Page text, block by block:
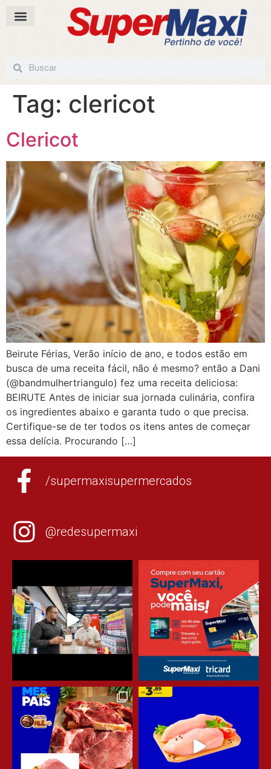
Tag: clericot
Clericot
Beirute Férias, Verão início de ano, e todos estão em
busca de uma receita fácil, não é mesmo? então a Dani
(@bandmulhertriangulo) fez uma receita deliciosa:
BEIRUTE Antes de iniciar sua jornada culinária, confira
os ingredientes abaixo e garanta tudo o que precisa.
Certifique-se de ter todos os itens antes de começar
essa delícia. Procurando […]
/supermaxisupermercados
@redesupermaxi